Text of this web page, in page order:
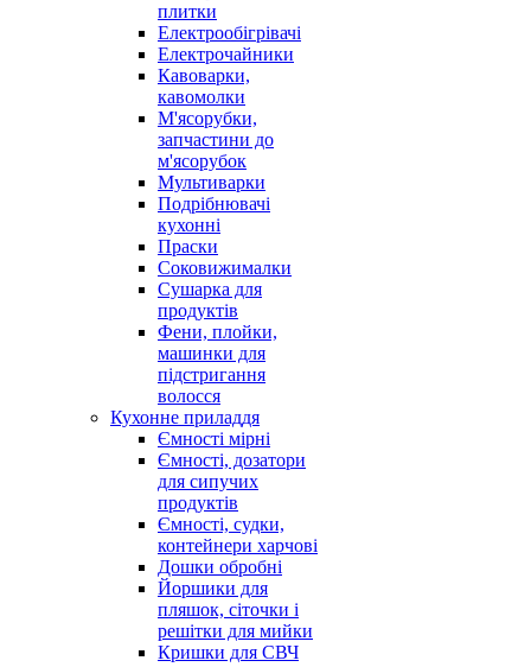
плитки
Електрообігрівачі
Електрочайники
Кавоварки,
кавомолки
М'ясорубки,
запчастини до
м'ясорубок
Мультиварки
Подрібнювачі
кухонні
Праски
Соковижималки
Сушарка для
продуктів
Фени, плойки,
машинки для
підстригання
волосся
Кухонне приладдя
Ємності мірні
Ємності, дозатори
для сипучих
продуктів
Ємності, судки,
контейнери харчові
Дошки обробні
Йоршики для
пляшок, сіточки і
решітки для мийки
Кришки для СВЧ